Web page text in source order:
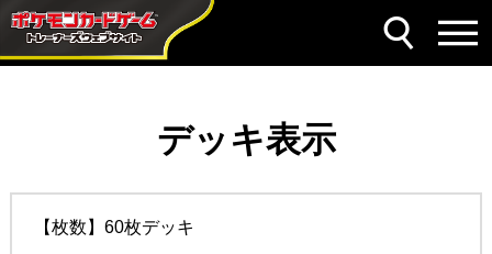
デッキ表示
【枚数】60枚デッキ